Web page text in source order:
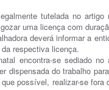
tutelada no
uma licença com
deverá informar a
respectiva licença.
encontra-se sediado
dispensada do trabalho
possível, realizar-se